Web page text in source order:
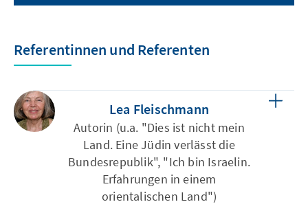
Referentinnen und Referenten
Lea Fleischmann
Autorin (u.a. "Dies ist nicht mein
Land. Eine Jüdin verlässt die
Bundesrepublik", "Ich bin Israelin.
Erfahrungen in einem
orientalischen Land")